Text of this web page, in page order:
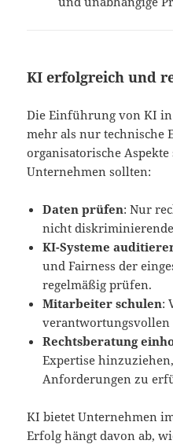
KI erfolgreich und
Die Einführung von KI
mehr als nur technische
organisatorische
Unternehmen sollten:
Daten prüfen: Nur
nicht
KI-Systeme
und Fairness der
regelmäßig prüfen.
Mitarbeiter schulen:
Rechtsberatung
Expertise
Anforderungen zu
KI bietet Unternehmen
Erfolg hängt davon ab,